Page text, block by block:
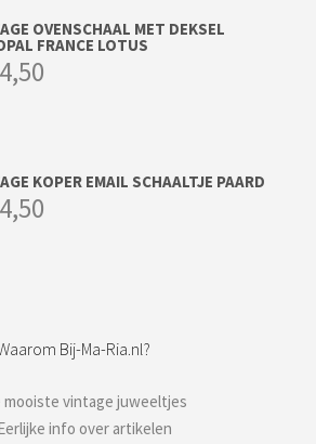
OVENSCHAAL MET DEKSEL
FRANCE LOTUS
KOPER EMAIL SCHAALTJE PAARD
Bij-Ma-Ria.nl?
mooiste vintage juweeltjes
info over artikelen